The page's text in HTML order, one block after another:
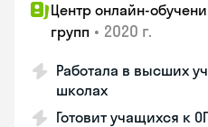
Центр онлайн-
групп • 2020 г.
Работала в высших
школах
Готовит учащихся к